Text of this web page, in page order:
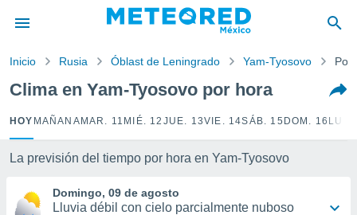
ha sido
la
que se
calidad.
las
Inicio Rusia Óblast de Leningrado Yam-Tyosovo Por
Clima en Yam-Tyosovo por hora
HOY MAÑANA MAR. 11 MIÉ. 12 JUE. 13VIE. 14SÁB. 15 DOM. 16
La previsión del tiempo por hora en Yam-Tyosovo
Domingo, 09 de agosto
Lluvia débil con cielo parcialmente nuboso